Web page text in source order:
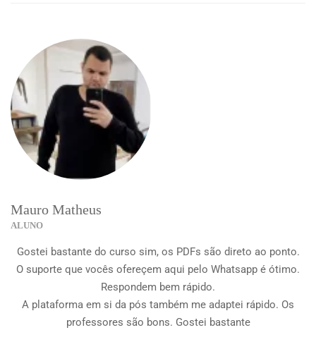
Mauro Matheus
ALUNO
Gostei bastante do curso sim, os PDFs são direto ao ponto.
O suporte que vocês ofereçem aqui pelo Whatsapp é ótimo.
Respondem bem rápido.
A plataforma em si da pós também me adaptei rápido. Os
professores são bons. Gostei bastante